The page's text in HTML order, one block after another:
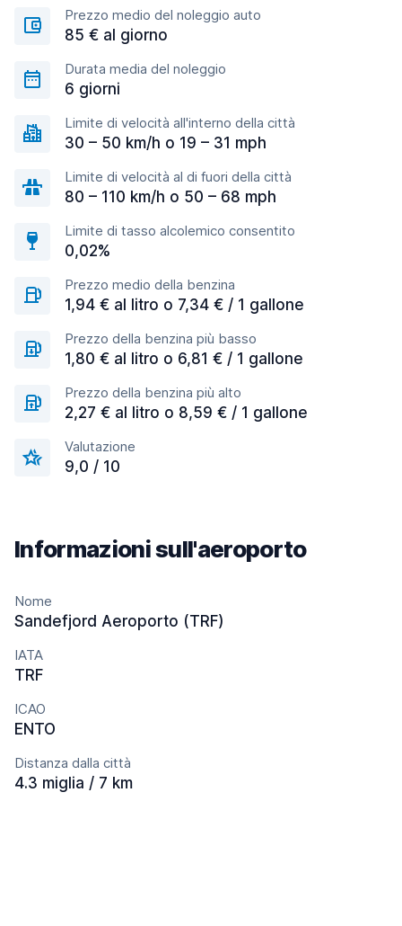
Prezzo medio del noleggio auto
85 € al giorno
Durata media del noleggio
6 giorni
Limite di velocità all'interno della città
30 – 50 km/h o 19 – 31 mph
Limite di velocità al di fuori della città
80 – 110 km/h o 50 – 68 mph
Limite di tasso alcolemico consentito
0,02%
Prezzo medio della benzina
1,94 € al litro o 7,34 € / 1 gallone
Prezzo della benzina più basso
1,80 € al litro o 6,81 € / 1 gallone
Prezzo della benzina più alto
2,27 € al litro o 8,59 € / 1 gallone
Valutazione
9,0 / 10
Informazioni sull'aeroporto
Nome
Sandefjord Aeroporto (TRF)
IATA
TRF
ICAO
ENTO
Distanza dalla città
4.3 miglia / 7 km